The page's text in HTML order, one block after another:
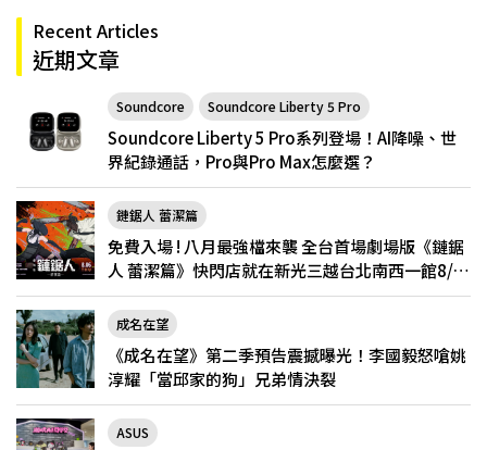
Recent Articles
近期文章
Soundcore Soundcore Liberty 5 Pro
Soundcore Liberty 5 Pro系列登場！AI降噪、世
界紀錄通話，Pro與Pro Max怎麼選？
鏈鋸人 蕾潔篇
免費入場 ! 八月最強檔來襲 全台首場劇場版《鏈鋸
人 蕾潔篇》快閃店就在新光三越台北南西一館8/6
限定登場
成名在望
《成名在望》第二季預告震撼曝光！李國毅怒嗆姚
淳耀「當邱家的狗」兄弟情決裂
ASUS